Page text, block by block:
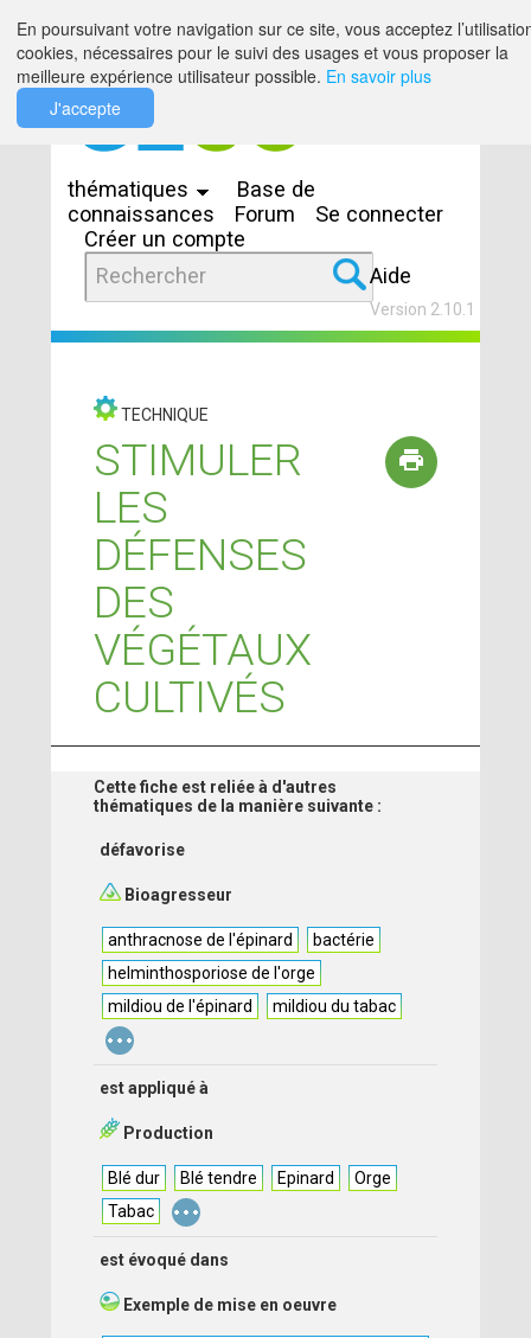
thématiques
Base de
connaissances
Forum
Se connecter
Créer un compte
Aide
Version 2.10.1
TECHNIQUE
STIMULER
LES
DÉFENSES
DES
VÉGÉTAUX
CULTIVÉS
Cette fiche est reliée à d'autres
thématiques de la manière suivante :
défavorise
Bioagresseur
anthracnose de l'épinard
bactérie
helminthosporiose de l'orge
mildiou de l'épinard
mildiou du tabac
...
est appliqué à
Production
Blé dur Blé tendre Epinard
Orge
Tabac
...
est évoqué dans
Exemple de mise en oeuvre
En poursuivant votre navigation sur ce site, vous acceptez
cookies, nécessaires pour le suivi des usages et vous proposer la
meilleure expérience utilisateur possible. En savoir plus
J'accepte